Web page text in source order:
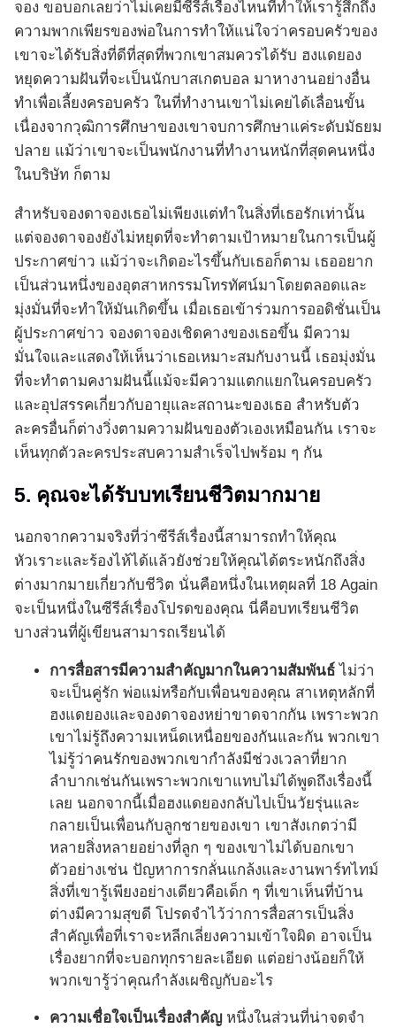
จอง ขอบอกเลยว่าไม่เคยมีซีรีส์เรื่องไหนที่ทำให้เรารู้สึกถึง
ความพากเพียรของพ่อในการทำให้แน่ใจว่าครอบครัวของ
เขาจะได้รับสิ่งที่ดีที่สุดที่พวกเขาสมควรได้รับ ฮงแดยอง
หยุดความฝันที่จะเป็นนักบาสเกตบอล มาหางานอย่างอื่น
ทำเพื่อเลี้ยงครอบครัว ในที่ทำงานเขาไม่เคยได้เลื่อนขั้น
เนื่องจากวุฒิการศึกษาของเขาจบการศึกษาแค่ระดับมัธยม
ปลาย แม้ว่าเขาจะเป็นพนักงานที่ทำงานหนักที่สุดคนหนึ่ง
ในบริษัท ก็ตาม
สำหรับจองดาจองเธอไม่เพียงแต่ทำในสิ่งที่เธอรักเท่านั้น
แต่จองดาจองยังไม่หยุดที่จะทำตามเป้าหมายในการเป็นผู้
ประกาศข่าว แม้ว่าจะเกิดอะไรขึ้นกับเธอก็ตาม เธออยาก
เป็นส่วนหนึ่งของอุตสาหกรรมโทรทัศน์มาโดยตลอดและ
มุ่งมั่นที่จะทำให้มันเกิดขึ้น เมื่อเธอเข้าร่วมการออดิชั่นเป็น
ผู้ประกาศข่าว จองดาจองเชิดคางของเธอขึ้น มีความ
มั่นใจและแสดงให้เห็นว่าเธอเหมาะสมกับงานนี้ เธอมุ่งมั่น
ที่จะทำตามคงามฝันนี้แม้จะมีความแตกแยกในครอบครัว
และอุปสรรคเกี่ยวกับอายุและสถานะของเธอ สำหรับตัว
ละครอื่นก็ต่างวิ่งตามความฝันของตัวเองเหมือนกัน เราจะ
เห็นทุกตัวละครประสบความสำเร็จไปพร้อม ๆ กัน
5. คุณจะได้รับบทเรียนชีวิตมากมาย
นอกจากความจริงที่ว่าซีรีส์เรื่องนี้สามารถทำให้คุณ
หัวเราะและร้องไห้ได้แล้วยังช่วยให้คุณได้ตระหนักถึงสิ่ง
ต่างมากมายเกี่ยวกับชีวิต นั่นคือหนึ่งในเหตุผลที่ 18 Again
จะเป็นหนึ่งในซีรีส์เรื่องโปรดของคุณ นี่คือบทเรียนชีวิต
บางส่วนที่ผู้เขียนสามารถเรียนได้
การสื่อสารมีความสำคัญมากในความสัมพันธ์ ไม่ว่า
จะเป็นคู่รัก พ่อแม่หรือกับเพื่อนของคุณ สาเหตุหลักที่
ฮงแดยองและจองดาจองหย่าขาดจากกัน เพราะพวก
เขาไม่รู้ถึงความเหน็ดเหนื่อยของกันและกัน พวกเขา
ไม่รู้ว่าคนรักของพวกเขากำลังมีช่วงเวลาที่ยาก
ลำบากเช่นกันเพราะพวกเขาแทบไม่ได้พูดถึงเรื่องนี้
เลย นอกจากนี้เมื่อฮงแดยองกลับไปเป็นวัยรุ่นและ
กลายเป็นเพื่อนกับลูกชายของเขา เขาสังเกตว่ามี
หลายสิ่งหลายอย่างที่ลูก ๆ ของเขาไม่ได้บอกเขา
ตัวอย่างเช่น ปัญหาการกลั่นแกล้งและงานพาร์ทไทม์
สิ่งที่เขารู้เพียงอย่างเดียวคือเด็ก ๆ ที่เขาเห็นที่บ้าน
ต่างมีความสุขดี โปรดจำไว้ว่าการสื่อสารเป็นสิ่ง
สำคัญเพื่อที่เราจะหลีกเลี่ยงความเข้าใจผิด อาจเป็น
เรื่องยากที่จะบอกทุกรายละเอียด แต่อย่างน้อยก็ให้
พวกเขารู้ว่าคุณกำลังเผชิญกับอะไร
ความเชื่อใจเป็นเรื่องสำคัญ หนึ่งในส่วนที่น่าจดจำ